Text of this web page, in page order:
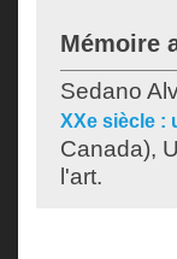
Mémoire
Sedano
XXe siècle :
Canada),
l'art.